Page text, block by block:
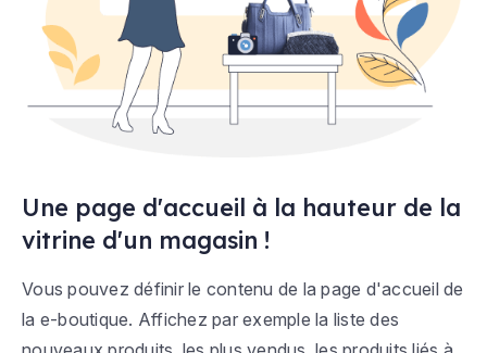
Une page d'accueil à la hauteur de la
vitrine d'un magasin !
Vous pouvez définir le contenu de la page d'accueil de
la e-boutique. Affichez par exemple la liste des